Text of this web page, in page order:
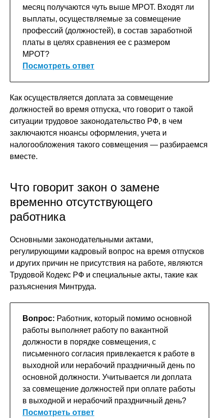
месяц получаются чуть выше МРОТ. Входят ли
выплаты, осуществляемые за совмещение
профессий (должностей), в состав заработной
платы в целях сравнения ее с размером
МРОТ?
Посмотреть ответ
Как осуществляется доплата за совмещение
должностей во время отпуска, что говорит о такой
ситуации трудовое законодательство РФ, в чем
заключаются нюансы оформления, учета и
налогообложения такого совмещения — разбираемся
вместе.
Что говорит закон о замене
временно отсутствующего
работника
Основными законодательными актами,
регулирующими кадровый вопрос на время отпусков
и других причин не присутствия на работе, являются
Трудовой Кодекс РФ и специальные акты, такие как
разъяснения Минтруда.
Вопрос: Работник, который помимо основной
работы выполняет работу по вакантной
должности в порядке совмещения, с
письменного согласия привлекается к работе в
выходной или нерабочий праздничный день по
основной должности. Учитывается ли доплата
за совмещение должностей при оплате работы
в выходной и нерабочий праздничный день?
Посмотреть ответ